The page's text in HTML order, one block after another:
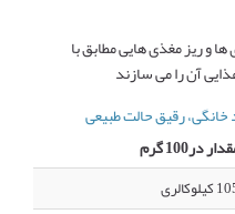
ریز مغذی هایی مطابق با
آن را می سازند
رقیق حالت طبیعی
در100 گرم